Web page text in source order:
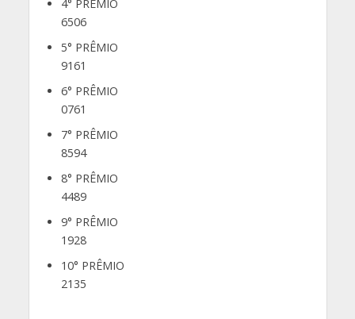
4° PRÊMIO
6506
5° PRÊMIO
9161
6° PRÊMIO
0761
7° PRÊMIO
8594
8° PRÊMIO
4489
9° PRÊMIO
1928
10° PRÊMIO
2135